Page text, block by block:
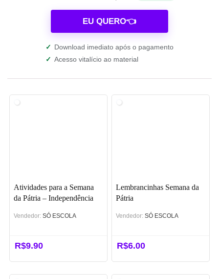
EU QUERO👈
✓ Download imediato após o pagamento
✓ Acesso vitalício ao material
Atividades para a Semana
da Pátria – Independência
Vendedor: SÓ ESCOLA
R$9.90
Lembrancinhas Semana da
Pátria
Vendedor: SÓ ESCOLA
R$6.00